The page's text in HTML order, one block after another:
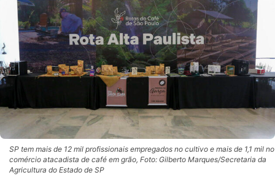
SP tem mais de 12 mil profissionais empregados no cultivo e mais de 1,1 mil no
comércio atacadista de café em grão, Foto: Gilberto Marques/Secretaria da
Agricultura do Estado de SP